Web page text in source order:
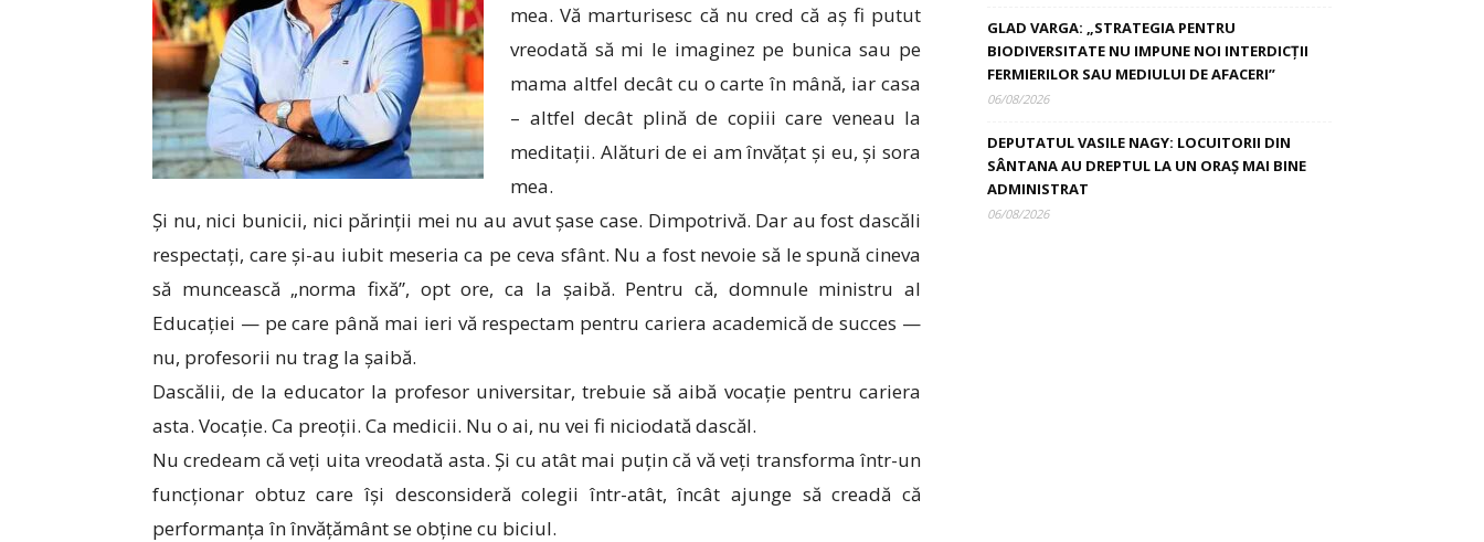
mea. Vă marturisesc că nu cred că aș fi putut
vreodată să mi le imaginez pe bunica sau pe
mama altfel decât cu o carte în mână, iar casa
– altfel decât plină de copiii care veneau la
meditații. Alături de ei am învățat și eu, și sora
mea.
Și nu, nici bunicii, nici părinții mei nu au avut șase case. Dimpotrivă. Dar au fost dascăli
respectați, care și-au iubit meseria ca pe ceva sfânt. Nu a fost nevoie să le spună cineva
să muncească „norma fixă”, opt ore, ca la șaibă. Pentru că, domnule ministru al
Educației — pe care până mai ieri vă respectam pentru cariera academică de succes —
nu, profesorii nu trag la șaibă.
Dascălii, de la educator la profesor universitar, trebuie să aibă vocație pentru cariera
asta. Vocație. Ca preoții. Ca medicii. Nu o ai, nu vei fi niciodată dascăl.
Nu credeam că veți uita vreodată asta. Și cu atât mai puțin că vă veți transforma într-un
funcționar obtuz care își desconsideră colegii într-atât, încât ajunge să creadă că
performanța în învățământ se obține cu biciul.
GLAD VARGA: „STRATEGIA PENTRU
BIODIVERSITATE NU IMPUNE NOI INTERDICȚII
FERMIERILOR SAU MEDIULUI DE AFACERI”
06/08/2026
DEPUTATUL VASILE NAGY: LOCUITORII DIN
SÂNTANA AU DREPTUL LA UN ORAȘ MAI BINE
ADMINISTRAT
06/08/2026